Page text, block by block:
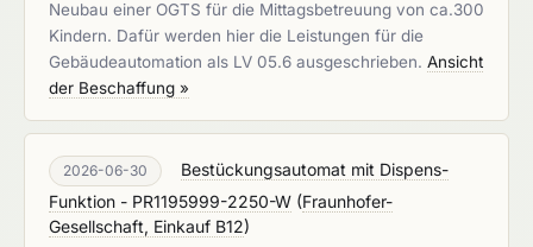
Neubau einer OGTS für die Mittagsbetreuung von ca.300
Kindern. Dafür werden hier die Leistungen für die
Gebäudeautomation als LV 05.6 ausgeschrieben. Ansicht
der Beschaffung »
2026-06-30
Bestückungsautomat mit Dispens-
Funktion - PR1195999-2250-W (Fraunhofer-
Gesellschaft, Einkauf B12)